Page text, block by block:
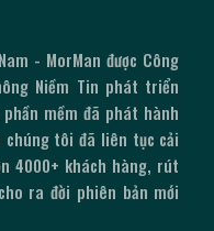
- MorMan được Công
Niềm Tin phát triển
mềm đã phát hành
tôi đã liên tục cải
4000+ khách hàng, rút
ra đời phiên bản mới